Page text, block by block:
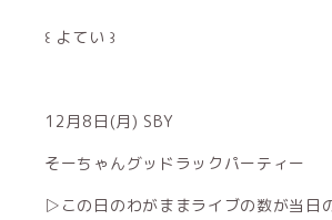
꒰ よてい ꒱
12月8日(月) SBY
そーちゃんグッドラックパーティー
▷この日のわがままライブの数が当日